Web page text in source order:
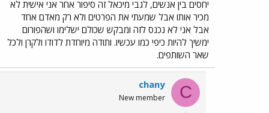
יחסים בין אנשים, לגבי מיכאל זה סיפור אחר אני אישית לא
מכיר אותו אבל שמעתי את הפרטים ולא רק מאדם אחד
אבל אני לא נכנס לזה ומבקש שכולם ישלימו ושהפורום
ימשיך להיות כיפי כמו עכשיו. ותודה מיוחדת לדודו ולקרן ולכל
שאר השותפים.
C
chany
New member